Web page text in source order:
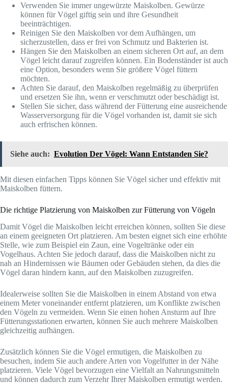
Verwenden Sie immer ungewürzte Maiskolben. Gewürze
können für Vögel giftig sein und ihre Gesundheit
beeinträchtigen.
Reinigen Sie den Maiskolben vor dem Aufhängen, um
sicherzustellen, dass er frei von Schmutz und Bakterien ist.
Hängen Sie den Maiskolben an einem sicheren Ort auf, an dem
Vögel leicht darauf zugreifen können. Ein Bodenständer ist auch
eine Option, besonders wenn Sie größere Vögel füttern
möchten.
Achten Sie darauf, den Maiskolben regelmäßig zu überprüfen
und ersetzen Sie ihn, wenn er verschmutzt oder beschädigt ist.
Stellen Sie sicher, dass während der Fütterung eine ausreichende
Wasserversorgung für die Vögel vorhanden ist, damit sie sich
auch erfrischen können.
Siehe auch: Evolution Der Vögel: Wann Entstanden Sie?
Mit diesen einfachen Tipps können Sie Vögel sicher und effektiv mit
Maiskolben füttern.
Die richtige Platzierung von Maiskolben zur Fütterung von Vögeln
Damit Vögel die Maiskolben leicht erreichen können, sollten Sie diese
an einem geeigneten Ort platzieren. Am besten eignet sich eine erhöhte
Stelle, wie zum Beispiel ein Zaun, eine Vogeltränke oder ein
Vogelhaus. Achten Sie jedoch darauf, dass die Maiskolben nicht zu
nah an Hindernissen wie Bäumen oder Gebäuden stehen, da dies die
Vögel daran hindern kann, auf den Maiskolben zuzugreifen.
Idealerweise sollten Sie die Maiskolben in einem Abstand von etwa
einem Meter voneinander entfernt platzieren, um Konflikte zwischen
den Vögeln zu vermeiden. Wenn Sie einen hohen Ansturm auf Ihre
Fütterungsstationen erwarten, können Sie auch mehrere Maiskolben
gleichzeitig aufhängen.
Zusätzlich können Sie die Vögel ermutigen, die Maiskolben zu
besuchen, indem Sie auch andere Arten von Vogelfutter in der Nähe
platzieren. Viele Vögel bevorzugen eine Vielfalt an Nahrungsmitteln
und können dadurch zum Verzehr Ihrer Maiskolben ermutigt werden.